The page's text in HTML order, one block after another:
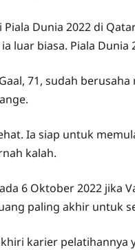
Dunia 2022 di
luar biasa. Piala Dunia
71, sudah
Ia siap untuk
kalah.
6 Oktober 2022 jika
paling akhir untuk
karier